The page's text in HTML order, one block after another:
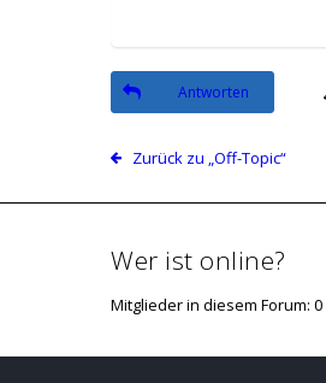
Antworten
Zurück zu „Off-Topic“
Wer ist online?
Mitglieder in diesem Forum: